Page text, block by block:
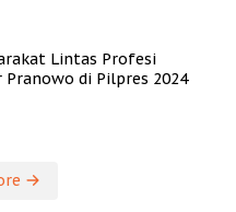
Lintas Profesi
Pranowo di Pilpres 2024